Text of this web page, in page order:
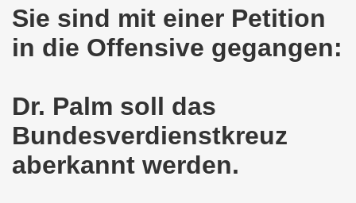
Sie sind mit einer Petition
in die Offensive gegangen:
Dr. Palm soll das
Bundesverdienstkreuz
aberkannt werden.
Bewegung am 08.03.2021 im Zeichen des
Montagsdemo-Bewegung am 08. März
Montagsdemo-Bewegung am 15. Februar 2021
Montagsdemo-Bewegung am 11. Januar 2021
Bewegung am 23.11.2020 zum heißen Eisen Corona